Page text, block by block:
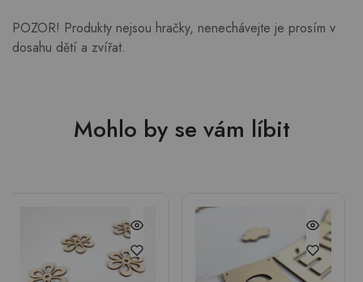
POZOR! Produkty nejsou hračky, nenechávejte je prosím v
dosahu dětí a zvířat.
Mohlo by se vám líbit